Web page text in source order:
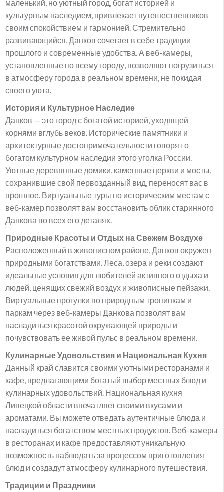
маленький, но уютный город, богат историей и
культурным наследием, привлекает путешественников
своим спокойствием и гармонией. Стремительно
развивающийся, Данков сочетает в себе традиции
прошлого и современные удобства. А веб-камеры,
установленные по всему городу, позволяют погрузиться
в атмосферу города в реальном времени, не покидая
своего уюта.
История и Культурное Наследие
Данков — это город с богатой историей, уходящей
корнями вглубь веков. Исторические памятники и
архитектурные достопримечательности говорят о
богатом культурном наследии этого уголка России.
Уютные деревянные домики, каменные церкви и мосты,
сохранившие свой первозданный вид, переносят вас в
прошлое. Виртуальные туры по историческим местам с
веб-камер позволят вам восстановить облик старинного
Данкова во всех его деталях.
Природные Красоты и Отдых на Свежем Воздухе
Расположенный в живописном районе, Данков окружен
природными богатствами. Леса, озера и реки создают
идеальные условия для любителей активного отдыха и
людей, ценящих свежий воздух и живописные пейзажи.
Виртуальные прогулки по природным тропинкам и
паркам через веб-камеры Данкова позволят вам
насладиться красотой окружающей природы и
почувствовать ее живой пульс в реальном времени.
Кулинарные Удовольствия и Национальная Кухня
Данный край славится своими уютными ресторанами и
кафе, предлагающими богатый выбор местных блюд и
кулинарных удовольствий. Национальная кухня
Липецкой области впечатляет своими вкусами и
ароматами. Вы можете отведать аутентичные блюда и
насладиться богатством местных продуктов. Веб-камеры
в ресторанах и кафе предоставляют уникальную
возможность наблюдать за процессом приготовления
блюд и создадут атмосферу кулинарного путешествия.
Традиции и Праздники